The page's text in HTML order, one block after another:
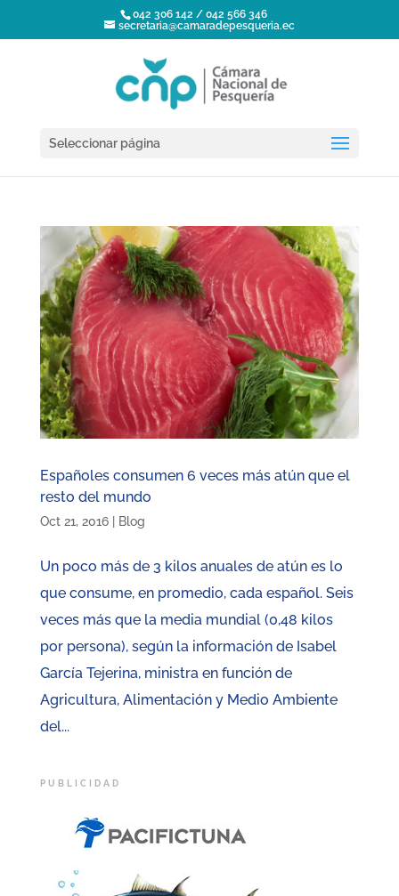
042 306 142 / 042 566 346
secretaria@camaradepesqueria.ec
Seleccionar página
Españoles consumen 6 veces más atún que el
resto del mundo
Oct 21, 2016| Blog
Un poco más de 3 kilos anuales de atún es lo
que consume, en promedio, cada español. Seis
veces más que la media mundial (0,48 kilos
por persona), según la información de Isabel
García Tejerina, ministra en función de
Agricultura, Alimentación y Medio Ambiente
del...